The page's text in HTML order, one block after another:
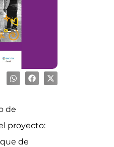
de
proyecto:
de